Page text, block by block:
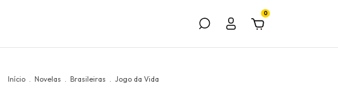
0
Início . Novelas . Brasileiras . Jogo da Vida